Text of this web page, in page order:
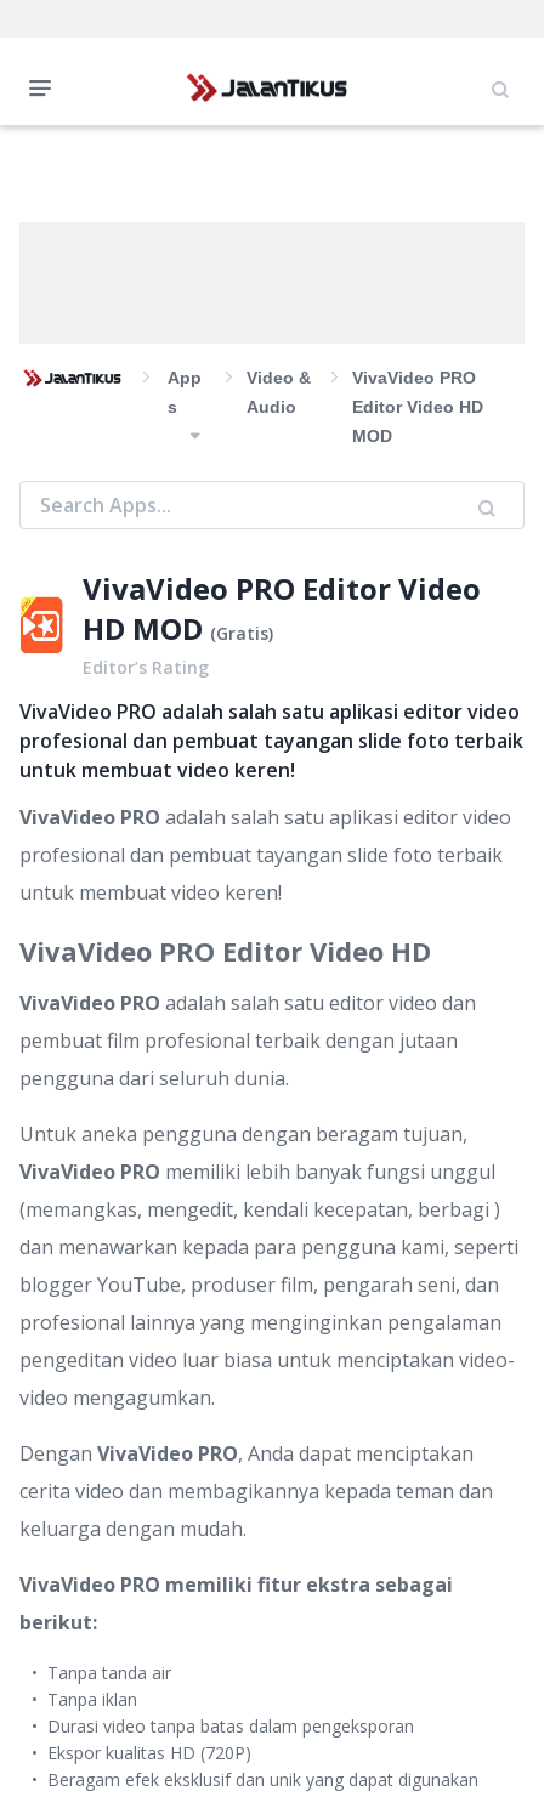
App
S
Video &
Audio
VivaVideo PRO
Editor Video HD
MOD
VivaVideo PRO Editor Video
HD MOD (Gratis)
Editor’s Rating
VivaVideo PRO adalah salah satu aplikasi editor video
profesional dan pembuat tayangan slide foto terbaik
untuk membuat video keren!
VivaVideo PRO adalah salah satu aplikasi editor video
profesional dan pembuat tayangan slide foto terbaik
untuk membuat video keren!
VivaVideo PRO Editor Video HD
VivaVideo PRO adalah salah satu editor video dan
pembuat film profesional terbaik dengan jutaan
pengguna dari seluruh dunia.
Untuk aneka pengguna dengan beragam tujuan,
VivaVideo PRO memiliki lebih banyak fungsi unggul
(memangkas, mengedit, kendali kecepatan, berbagi )
dan menawarkan kepada para pengguna kami, seperti
blogger YouTube, produser film, pengarah seni, dan
profesional lainnya yang menginginkan pengalaman
pengeditan video luar biasa untuk menciptakan video-
video mengagumkan.
Dengan VivaVideo PRO, Anda dapat menciptakan
cerita video dan membagikannya kepada teman dan
keluarga dengan mudah.
VivaVideo PRO memiliki fitur ekstra sebagai
berikut:
Tanpa tanda air
Tanpa iklan
Durasi video tanpa batas dalam pengeksporan
Ekspor kualitas HD (720P)
Beragam efek eksklusif dan unik yang dapat digunakan